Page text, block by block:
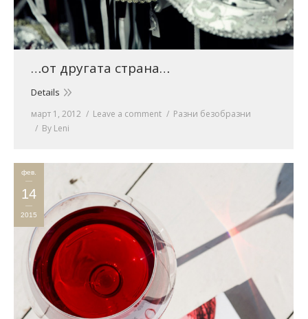
…от другата страна…
Details
март 1, 2012 Leave a comment
Разни безобразни
By Leni
фев.
14
2015